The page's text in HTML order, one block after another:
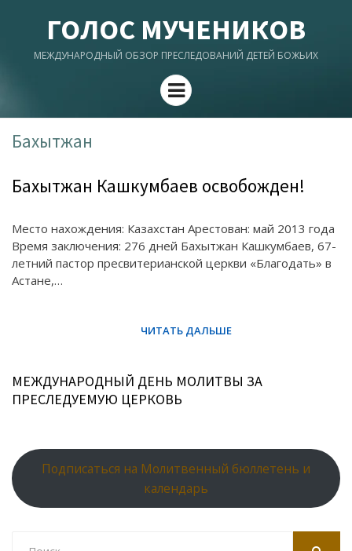
ГОЛОС МУЧЕНИКОВ
МЕЖДУНАРОДНЫЙ ОБЗОР ПРЕСЛЕДОВАНИЙ ДЕТЕЙ БОЖЬИХ
Menu
Бахытжан
Бахытжан Кашкумбаев освобожден!
Место нахождения: Казахстан Арестован: май 2013 года
Время заключения: 276 дней Бахытжан Кашкумбаев, 67-
летний пастор пресвитерианской церкви «Благодать» в
Aстане,…
МЕЖДУНАРОДНЫЙ ДЕНЬ МОЛИТВЫ ЗА
ПРЕСЛЕДУЕМУЮ ЦЕРКОВЬ
Подписаться на Молитвенный бюллетень и
календарь